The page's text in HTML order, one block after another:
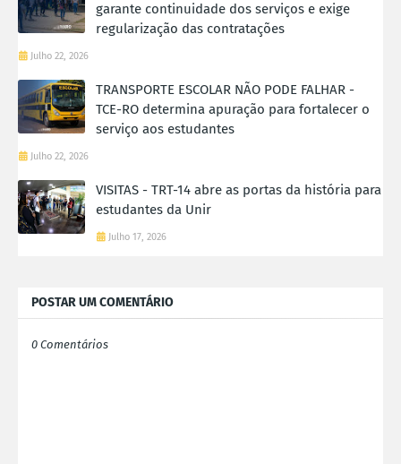
garante continuidade dos serviços e exige
regularização das contratações
Julho 22, 2026
TRANSPORTE ESCOLAR NÃO PODE FALHAR -
TCE-RO determina apuração para fortalecer o
serviço aos estudantes
Julho 22, 2026
VISITAS - TRT-14 abre as portas da história para
estudantes da Unir
Julho 17, 2026
POSTAR UM COMENTÁRIO
0 Comentários